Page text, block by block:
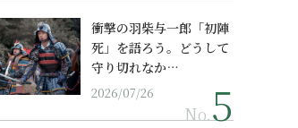
衝撃の羽柴与一郎「初陣
死」を語ろう。どうして
守り切れなか…
2026/07/26
No.